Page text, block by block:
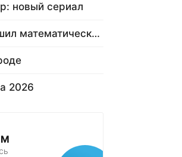
новый сериал
ChatGPT решил математическую задачу
2026